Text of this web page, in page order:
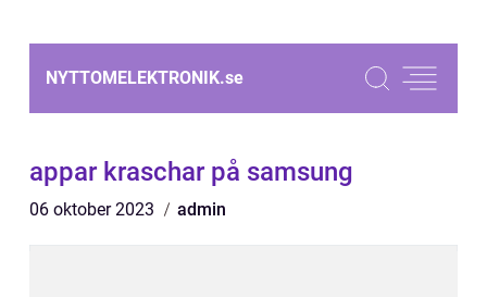
NYTTOMELEKTRONIK.se
appar kraschar på samsung
06 oktober 2023 admin